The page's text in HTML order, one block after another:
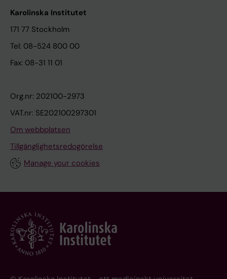
Karolinska Institutet
171 77 Stockholm
Tel: 08-524 800 00
Fax: 08-31 11 01
Org.nr: 202100-2973
VAT.nr: SE202100297301
Om webbplatsen
Tillgänglighetsredogörelse
Manage your cookies